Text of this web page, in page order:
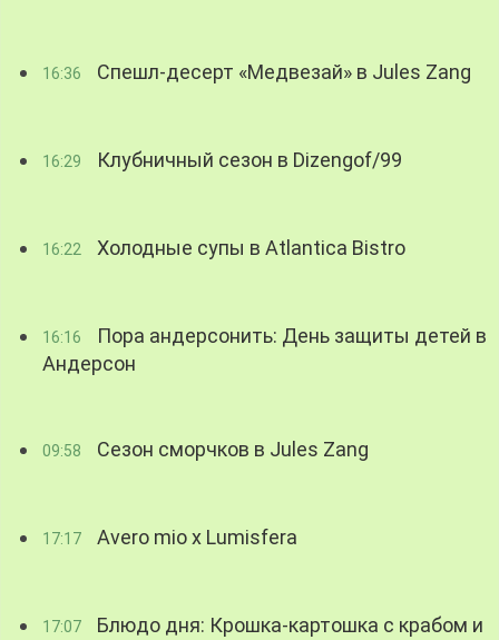
16:36 Спешл-десерт «Медвезай» в Jules Zang
16:29 Клубничный сезон в Dizengof/99
16:22 Холодные супы в Atlantica Bistro
16:16
Пора андерсонить: День защиты детей в
Андерсон
09:58 Сезон сморчков в Jules Zang
17:17 Avero mio x Lumisfera
17:07
Блюдо дня: Крошка-картошка с крабом и